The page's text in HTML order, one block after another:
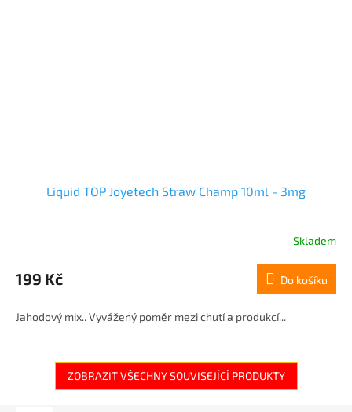
Liquid TOP Joyetech Straw Champ 10ml - 3mg
Skladem
199 Kč Do košíku
Jahodový mix.. Vyvážený poměr mezi chutí a produkcí...
ZOBRAZIT VŠECHNY SOUVISEJÍCÍ PRODUKTY